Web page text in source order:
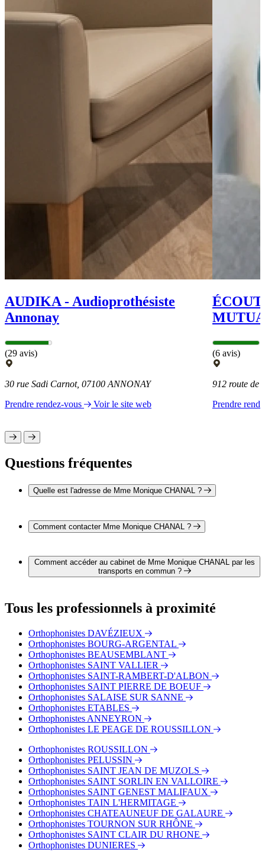
AUDIKA - Audioprothésiste
Annonay
(29 avis)
30 rue Sadi Carnot, 07100 ANNONAY
Prendre rendez-vous
Voir le site web
(6 avis)
912 route de
Prendre
Questions fréquentes
Quelle est l'adresse de Mme Monique CHANAL ?
07100 ANNONAY
Comment contacter Mme Monique CHANAL ?
téléphone au 04 75 32 32 09.
Comment accéder au cabinet de Mme Monique CHANAL par les
transports en commun ?
des arrêts suivants :
Bus - Infirmerie Protestante
Bus - L.E.P
Bus - Montalivet
Tous les professionnels à proximité
Orthophonistes DAVÉZIEUX
Orthophonistes BOURG-ARGENTAL
Orthophonistes BEAUSEMBLANT
Orthophonistes SAINT VALLIER
Orthophonistes SAINT-RAMBERT-D'ALBON
Orthophonistes SAINT PIERRE DE BOEUF
Orthophonistes SALAISE SUR SANNE
Orthophonistes ETABLES
Orthophonistes ANNEYRON
Orthophonistes LE PEAGE DE ROUSSILLON
Orthophonistes ROUSSILLON
Orthophonistes PELUSSIN
Orthophonistes SAINT JEAN DE MUZOLS
Orthophonistes SAINT SORLIN EN VALLOIRE
Orthophonistes SAINT GENEST MALIFAUX
Orthophonistes TAIN L'HERMITAGE
Orthophonistes CHATEAUNEUF DE GALAURE
Orthophonistes TOURNON SUR RHÔNE
Orthophonistes SAINT CLAIR DU RHONE
Orthophonistes DUNIERES